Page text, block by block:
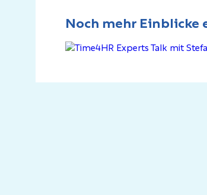
Noch mehr Einblicke